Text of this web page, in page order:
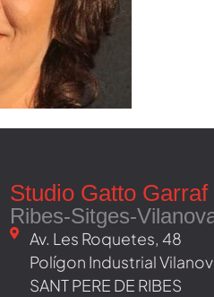
Studio Gatto Garraf
Ribes-Sitges-
Av. Les Roquetes, 48 ​
Polígon Industrial
SANT PERE DE RIBES